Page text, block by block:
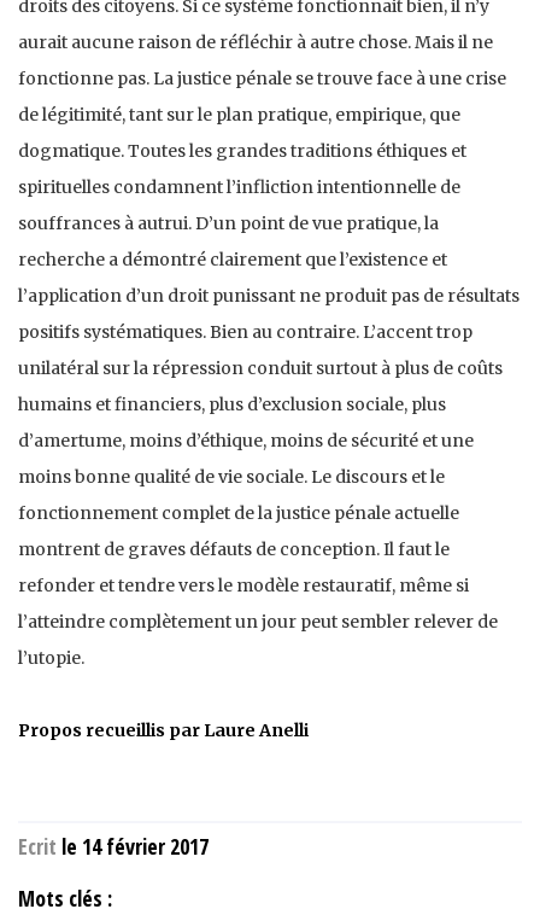
droits des citoyens. Si ce système fonctionnait bien, il n’y
aurait aucune raison de réfléchir à autre chose. Mais il ne
fonctionne pas. La justice pénale se trouve face à une crise
de légitimité, tant sur le plan pratique, empirique, que
dogmatique. Toutes les grandes traditions éthiques et
spirituelles condamnent l’infliction intentionnelle de
souffrances à autrui. D’un point de vue pratique, la
recherche a démontré clairement que l’existence et
l’application d’un droit punissant ne produit pas de résultats
positifs systématiques. Bien au contraire. L’accent trop
unilatéral sur la répression conduit surtout à plus de coûts
humains et financiers, plus d’exclusion sociale, plus
d’amertume, moins d’éthique, moins de sécurité et une
moins bonne qualité de vie sociale. Le discours et le
fonctionnement complet de la justice pénale actuelle
montrent de graves défauts de conception. Il faut le
refonder et tendre vers le modèle restauratif, même si
l’atteindre complètement un jour peut sembler relever de
l’utopie.
Propos recueillis par Laure Anelli
Ecrit le 14 février 2017
Mots clés :